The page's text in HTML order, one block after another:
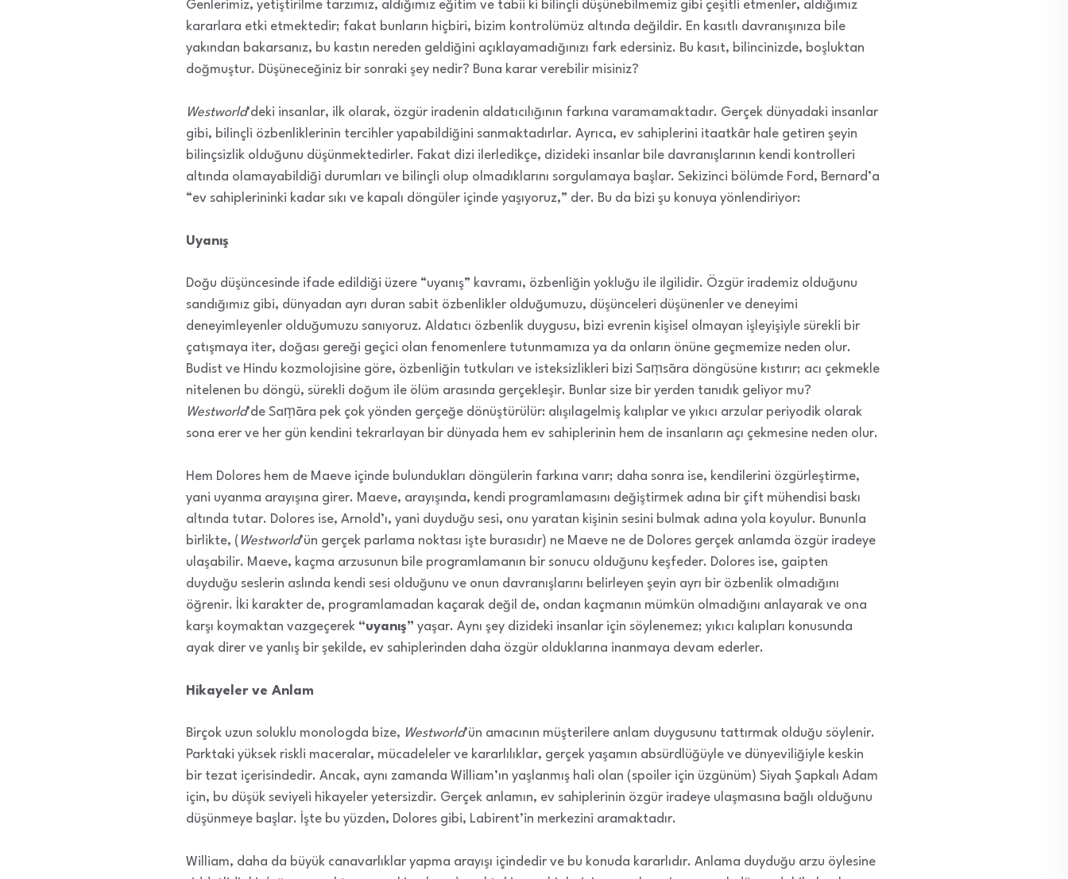
Genlerimiz, yetiştirilme tarzımız, aldığımız eğitim ve tabii ki bilinçli düşünebilmemiz gibi çeşitli etmenler, aldığımız
kararlara etki etmektedir; fakat bunların hiçbiri, bizim kontrolümüz altında değildir. En kasıtlı davranışınıza bile
yakından bakarsanız, bu kastın nereden geldiğini açıklayamadığınızı fark edersiniz. Bu kasıt, bilincinizde, boşluktan
doğmuştur. Düşüneceğiniz bir sonraki şey nedir? Buna karar verebilir misiniz?
Westworld’deki insanlar, ilk olarak, özgür iradenin aldatıcılığının farkına varamamaktadır. Gerçek dünyadaki insanlar
gibi, bilinçli özbenliklerinin tercihler yapabildiğini sanmaktadırlar. Ayrıca, ev sahiplerini itaatkâr hale getiren şeyin
bilinçsizlik olduğunu düşünmektedirler. Fakat dizi ilerledikçe, dizideki insanlar bile davranışlarının kendi kontrolleri
altında olamayabildiği durumları ve bilinçli olup olmadıklarını sorgulamaya başlar. Sekizinci bölümde Ford, Bernard’a
“ev sahiplerininki kadar sıkı ve kapalı döngüler içinde yaşıyoruz,” der. Bu da bizi şu konuya yönlendiriyor:
Uyanış
Doğu düşüncesinde ifade edildiği üzere “uyanış” kavramı, özbenliğin yokluğu ile ilgilidir. Özgür irademiz olduğunu
sandığımız gibi, dünyadan ayrı duran sabit özbenlikler olduğumuzu, düşünceleri düşünenler ve deneyimi
deneyimleyenler olduğumuzu sanıyoruz. Aldatıcı özbenlik duygusu, bizi evrenin kişisel olmayan işleyişiyle sürekli bir
çatışmaya iter, doğası gereği geçici olan fenomenlere tutunmamıza ya da onların önüne geçmemize neden olur.
Budist ve Hindu kozmolojisine göre, özbenliğin tutkuları ve isteksizlikleri bizi Saṃsāra döngüsüne kıstırır; acı çekmekle
nitelenen bu döngü, sürekli doğum ile ölüm arasında gerçekleşir. Bunlar size bir yerden tanıdık geliyor mu?
Westworld’de Saṃāra pek çok yönden gerçeğe dönüştürülür: alışılagelmiş kalıplar ve yıkıcı arzular periyodik olarak
sona erer ve her gün kendini tekrarlayan bir dünyada hem ev sahiplerinin hem de insanların açı çekmesine neden olur.
Hem Dolores hem de Maeve içinde bulundukları döngülerin farkına varır; daha sonra ise, kendilerini özgürleştirme,
yani uyanma arayışına girer. Maeve, arayışında, kendi programlamasını değiştirmek adına bir çift mühendisi baskı
altında tutar. Dolores ise, Arnold’ı, yani duyduğu sesi, onu yaratan kişinin sesini bulmak adına yola koyulur. Bununla
birlikte, ( Westworld’ün gerçek parlama noktası işte burasıdır) ne Maeve ne de Dolores gerçek anlamda özgür iradeye
ulaşabilir. Maeve, kaçma arzusunun bile programlamanın bir sonucu olduğunu keşfeder. Dolores ise, gaipten
duyduğu seslerin aslında kendi sesi olduğunu ve onun davranışlarını belirleyen şeyin ayrı bir özbenlik olmadığını
öğrenir. İki karakter de, programlamadan kaçarak değil de, ondan kaçmanın mümkün olmadığını anlayarak ve ona
karşı koymaktan vazgeçerek “uyanış” yaşar. Aynı şey dizideki insanlar için söylenemez; yıkıcı kalıpları konusunda
ayak direr ve yanlış bir şekilde, ev sahiplerinden daha özgür olduklarına inanmaya devam ederler.
Hikayeler ve Anlam
Birçok uzun soluklu monologda bize, Westworld’ün amacının müşterilere anlam duygusunu tattırmak olduğu söylenir.
Parktaki yüksek riskli maceralar, mücadeleler ve kararlılıklar, gerçek yaşamın absürdlüğüyle ve dünyeviliğiyle keskin
bir tezat içerisindedir. Ancak, aynı zamanda William’ın yaşlanmış hali olan (spoiler için üzgünüm) Siyah Şapkalı Adam
için, bu düşük seviyeli hikayeler yetersizdir. Gerçek anlamın, ev sahiplerinin özgür iradeye ulaşmasına bağlı olduğunu
düşünmeye başlar. İşte bu yüzden, Dolores gibi, Labirent’in merkezini aramaktadır.
William, daha da büyük canavarlıklar yapma arayışı içindedir ve bu konuda kararlıdır. Anlama duyduğu arzu öylesine